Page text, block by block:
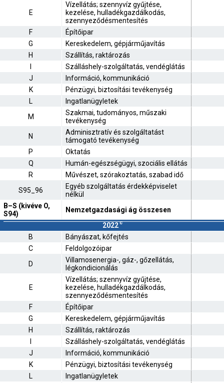
E
Vízellátás; szennyvíz gyűjtése,
kezelése, hulladékgazdálkodás,
szennyeződésmentesítés
F
Építőipar
G
Kereskedelem, gépjárműjavítás
H
Szállítás, raktározás
Szálláshely-szolgáltatás, vendéglátás
J
Információ, kommunikáció
K
Pénzügyi, biztosítási tevékenység
L
Ingatlanügyletek
M
Szakmai, tudományos, műszaki
tevékenység
N
Adminisztratív és szolgáltatást
támogató tevékenység
P
Oktatás
Q
Humán-egészségügyi, szociális ellátás
R
Művészet, szórakoztatás, szabad idő
S95_96
Egyéb szolgáltatás érdekképviselet
nélkül
B–S (kivéve O,
S94)
Nemzetgazdasági ág összesen
2022c
B
Bányászat, kőfejtés
C
Feldolgozóipar
D
Villamosenergia-, gáz-, gőzellátás,
légkondicionálás
E
Vízellátás; szennyvíz gyűjtése,
kezelése, hulladékgazdálkodás,
szennyeződésmentesítés
F
Építőipar
G
Kereskedelem, gépjárműjavítás
H
Szállítás, raktározás
Szálláshely-szolgáltatás, vendéglátás
J
Információ, kommunikáció
K
Pénzügyi, biztosítási tevékenység
L
Ingatlanügyletek